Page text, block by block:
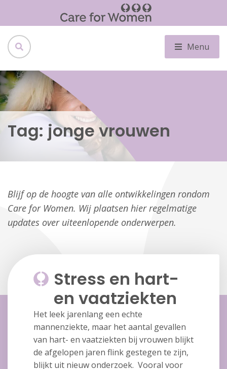
Menu
Tag: jonge vrouwen
Blijf op de hoogte van alle ontwikkelingen rondom
Care for Women. Wij plaatsen hier regelmatige
updates over uiteenlopende onderwerpen.
Stress en hart-
en vaatziekten
Het leek jarenlang een echte
mannenziekte, maar het aantal gevallen
van hart- en vaatziekten bij vrouwen blijkt
de afgelopen jaren flink gestegen te zijn,
blijkt uit nieuw onderzoek. Vooral voor